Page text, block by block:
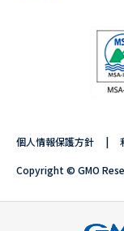
個人情報保護方針
Copyright © GMO